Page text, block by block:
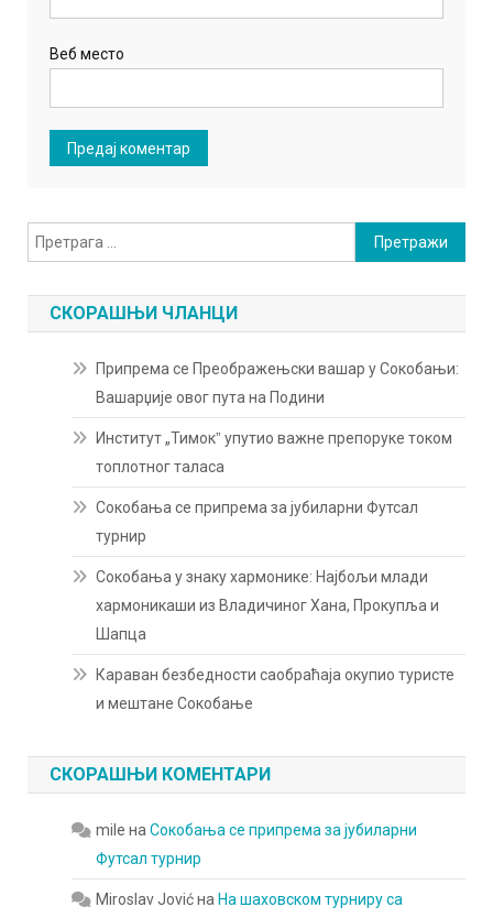
Веб место
Претрага
за:
СКОРАШЊИ ЧЛАНЦИ
Припрема се Преображењски вашар у Сокобањи:
Вашарџије овог пута на Подини
Институт „Тимокˮ упутио важне препоруке током
топлотног таласа
Сокобања се припрема за јубиларни Футсал
турнир
Сокобања у знаку хармонике: Најбољи млади
хармоникаши из Владичиног Хана, Прокупља и
Шапца
Караван безбедности саобраћаја окупио туристе
и мештане Сокобање
СКОРАШЊИ КОМЕНТАРИ
mile наСокобања се припрема за јубиларни
Футсал турнир
Miroslav Jovićна На шаховском турниру са